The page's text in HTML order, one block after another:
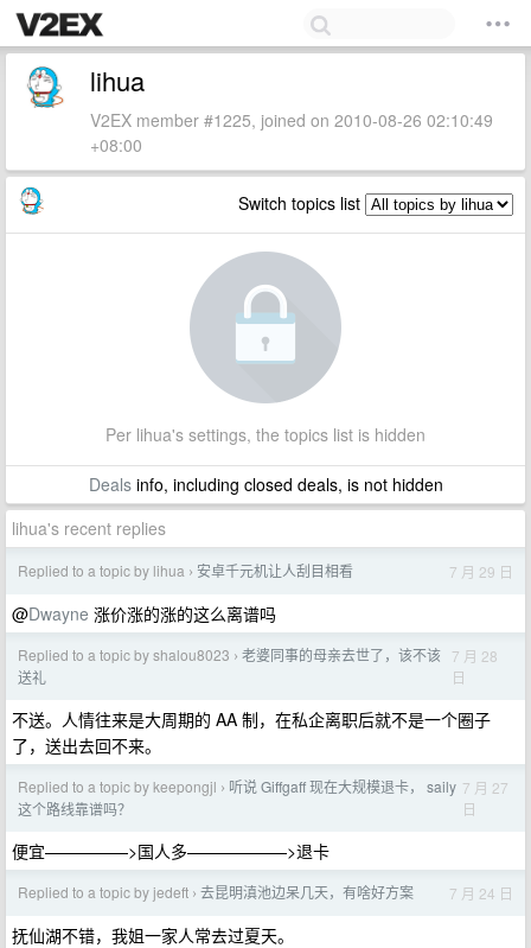
lihua
V2EX member #1225, joined on 2010-08-26 02:10:49
+08:00
Switch topics list
Per lihua's settings, the topics list is hidden
Dealsinfo, including closed deals, is not hidden
lihua's recent replies
Replied to a topic by lihua › 安卓千元机让人刮目相看 7 月 29 日
@Dwayne 涨价涨的涨的这么离谱吗
Replied to a topic by shalou8023 › 老婆同事的母亲去世了，该不该
送礼
7 月 28
日
不送。人情往来是大周期的 AA 制，在私企离职后就不是一个圈子
了，送出去回不来。
Replied to a topic by keepongjl › 听说 Giffgaff 现在大规模退卡， saily
这个路线靠谱吗？
7 月 27
日
便宜—————>国人多——————>退卡
Replied to a topic by jedeft › 去昆明滇池边呆几天，有啥好方案 7 月 24 日
抚仙湖不错，我姐一家人常去过夏天。